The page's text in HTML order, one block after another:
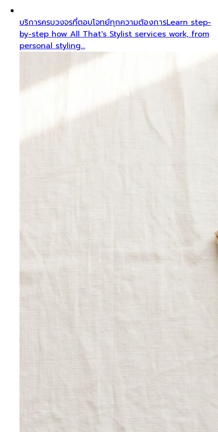
บริการครบวงจรที่ตอบโจทย์ทุกความต้องการLearn step-
by-step how All That's Stylist services work, from
personal styling…